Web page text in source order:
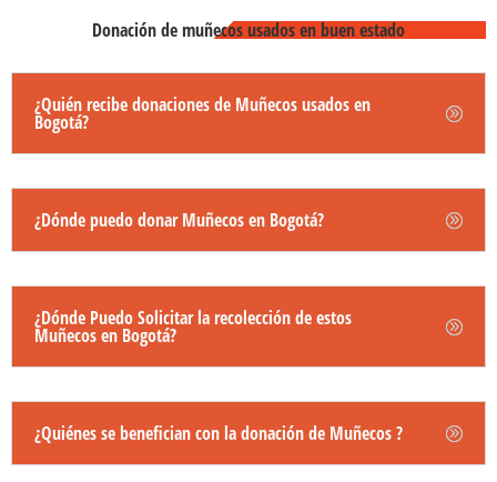
Donación de muñecos usados en buen estado
¿Quién recibe donaciones de Muñecos usados en
Bogotá?
¿Dónde puedo donar Muñecos en Bogotá?
¿Dónde Puedo Solicitar la recolección de estos
Muñecos en Bogotá?
¿Quiénes se benefician con la donación de Muñecos ?